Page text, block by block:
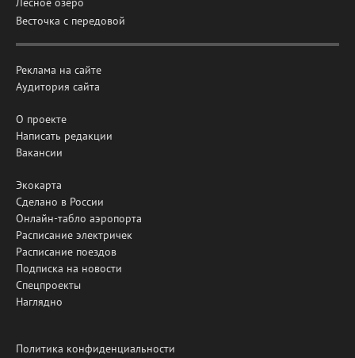
Весточка с передовой
Реклама на сайте
Аудитория сайта
О проекте
Написать редакции
Вакансии
Экокарта
Сделано в России
Онлайн-табло аэропорта
Расписание электричек
Расписание поездов
Подписка на новости
Спецпроекты
Наглядно
Политика конфиденциальности